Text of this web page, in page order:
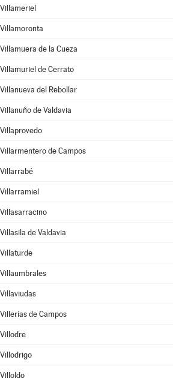
Villameriel
Villamoronta
Villamuera de la Cueza
Villamuriel de Cerrato
Villanueva del Rebollar
Villanuño de Valdavia
Villaprovedo
Villarmentero de Campos
Villarrabé
Villarramiel
Villasarracino
Villasila de Valdavia
Villaturde
Villaumbrales
Villaviudas
Villerías de Campos
Villodre
Villodrigo
Villoldo